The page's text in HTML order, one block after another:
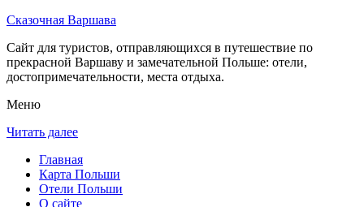
Сказочная Варшава
Сайт для туристов, отправляющихся в путешествие по
прекрасной Варшаву и замечательной Польше: отели,
достопримечательности, места отдыха.
Меню
Читать далее
Главная
Карта Польши
Отели Польши
О сайте